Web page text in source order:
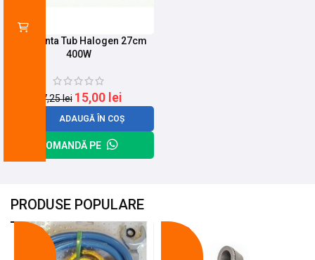
Rezistenta Tub Halogen 27cm
400W
17,25lei 15,00 lei
ADAUGĂ ÎN COȘ
COMANDĂ PE
PRODUSE POPULARE